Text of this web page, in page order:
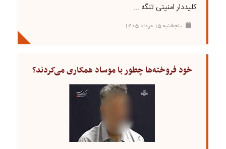
کلیددار امنیتی تنگه ...
پنجشنبه ۱۵ مرداد ۱۴۰۵
خود فروخته‌ها چطور با موساد همکاری می‌کردند؟